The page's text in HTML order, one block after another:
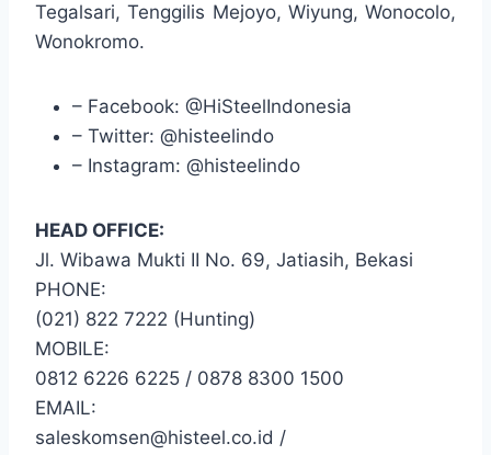
Tegalsari, Tenggilis Mejoyo, Wiyung, Wonocolo,
Wonokromo.
– Facebook: @HiSteelIndonesia
– Twitter: @histeelindo
– Instagram: @histeelindo
HEAD OFFICE:
Jl. Wibawa Mukti II No. 69, Jatiasih, Bekasi
PHONE:
(021) 822 7222 (Hunting)
MOBILE:
0812 6226 6225 / 0878 8300 1500
EMAIL:
saleskomsen@histeel.co.id /